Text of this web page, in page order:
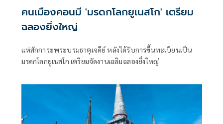
คนเมืองคอนมี 'มรดกโลกยูเนสโก' เตรียม
ฉลองยิ่งใหญ่
แห่สักการะพระบรมธาตุเจดีย์ หลังได้รับการขึ้นทะเบียนเป็น
มรดกโลกยูเนสโก เตรียมจัดงานเฉลิมฉลองยิ่งใหญ่